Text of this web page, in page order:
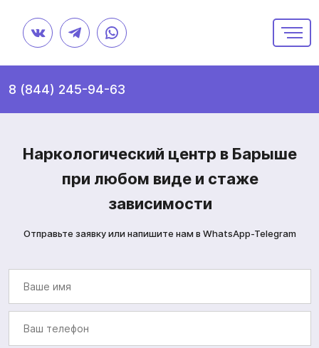
8 (844) 245-94-63
Наркологический центр в Барыше
при любом виде и стаже
зависимости
Отправьте заявку или напишите нам в WhatsApp-Telegram